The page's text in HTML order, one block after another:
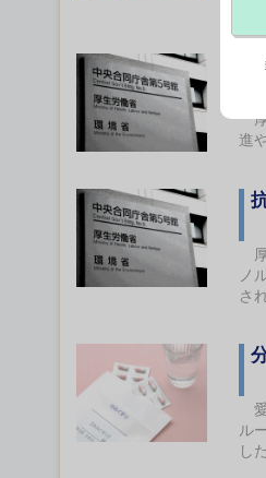
厚
進
厚
ノ
さ
愛
ル
し